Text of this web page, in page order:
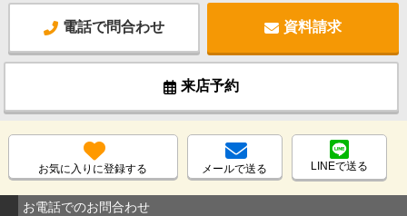
電話で問合わせ 資料請求
来店予約
お気に入りに登録する メールで送る LINEで送る
お電話でのお問合わせ